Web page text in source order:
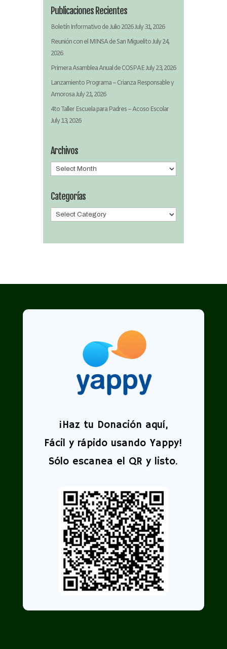
Publicaciones Recientes
Boletín Informativo de Julio 2026July 31, 2026
Reunión con el MINSA de San MiguelitoJuly 24,
2026
Primera Asamblea Anual de COSPAEJuly 23, 2026
Lanzamiento Programa – Crianza Responsable y
AmorosaJuly 21, 2026
4to Taller Escuela para Padres – Acoso Escolar
July 13, 2026
Archivos
Archivos
Categorías
Categorías
¡Haz tu Donación aquí,
Fácil y rápido usando Yappy!
Sólo escanea el QR y listo.